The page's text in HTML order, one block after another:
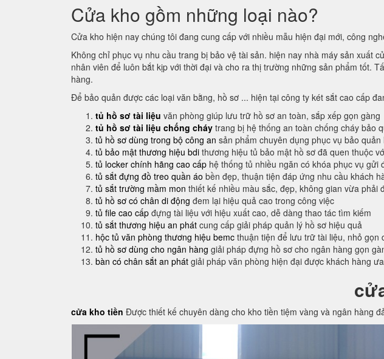
Cửa kho gồm những loại nào?
Cửa kho hiện nay chúng tôi đang cung cấp với nhiều mẫu hiện đại mới, công
Không chỉ phục vụ nhu cầu trang bị bảo vệ tài sản. hiện nay nhà máy sản xuất
nhân viên để luôn bắt kịp với thời đại và cho ra thị trường những sản phẩm tốt.
hàng.
Để bảo quản được các loại văn bằng, hồ sơ ... hiện tại công ty két sắt cao cấp
tủ hồ sơ tài liệu văn phòng giúp lưu trữ hồ sơ an toàn, sắp xếp gọn gàng
tủ hồ sơ tài liệu chống cháy trang bị hệ thống an toàn chống cháy bảo
tủ hồ sơ dùng trong bộ công an sản phẩm chuyên dụng phục vụ bảo
tủ bảo mật thương hiệu bdi thương hiệu tủ bảo mật hồ sơ đã quen thuộc
tủ locker chính hãng cao cấp hệ thống tủ nhiều ngăn có khóa phục vụ gửi
tủ sắt đựng đồ treo quần áo bền đẹp, thuận tiện đáp ứng nhu cầu khách
tủ sắt trường mầm mon thiết kế nhiều màu sắc, đẹp, không gian vừa phải
tủ hồ sơ có chân di động đem lại hiệu quả cao trong công việc
tủ file cao cấp đựng tài liệu với hiệu xuất cao, dễ dàng thao tác tìm kiếm
tủ sắt thương hiệu an phát cung cấp giải pháp quản lý hồ sơ hiệu quả
hộc tủ văn phòng thương hiệu bemc thuận tiện để lưu trữ tài liệu, nhỏ gọn
tủ hồ sơ dùng cho ngân hàng giải pháp đựng hồ sơ cho ngân hàng gọn
bàn có chân sắt an phát giải pháp văn phòng hiện đại được khách hàng
cửa kho tiền Được thiết kế chuyên dàng cho kho tiền tiệm vàng và ngân hàng